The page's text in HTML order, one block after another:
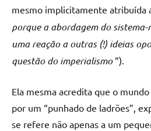
mesmo implicitamente atribuída
porque a abordagem do
uma reação a outras (!) ideias
questão do imperialismo “).
Ela mesma acredita que o
por um “punhado de ladrões”,
se refere não apenas a um